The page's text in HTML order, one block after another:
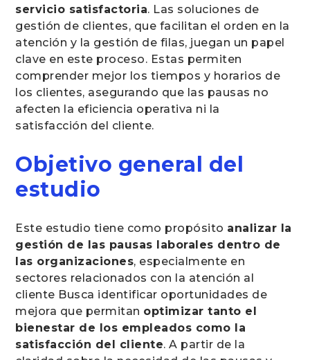
servicio satisfactoria. Las soluciones de
gestión de clientes, que facilitan el orden en la
atención y la gestión de filas, juegan un papel
clave en este proceso. Estas permiten
comprender mejor los tiempos y horarios de
los clientes, asegurando que las pausas no
afecten la eficiencia operativa ni la
satisfacción del cliente.
Objetivo general del
estudio
Este estudio tiene como propósito analizar la
gestión de las pausas laborales dentro de
las organizaciones, especialmente en
sectores relacionados con la atención al
cliente Busca identificar oportunidades de
mejora que permitan optimizar tanto el
bienestar de los empleados como la
satisfacción del cliente. A partir de la